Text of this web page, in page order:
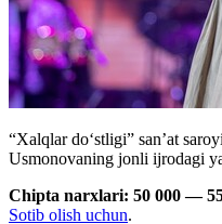
“Xalqlar doʻstligi” san’at
Usmonovaning jonli ijrodagi
Chipta narxlari: 50 000 —
Sotib olish uchun.